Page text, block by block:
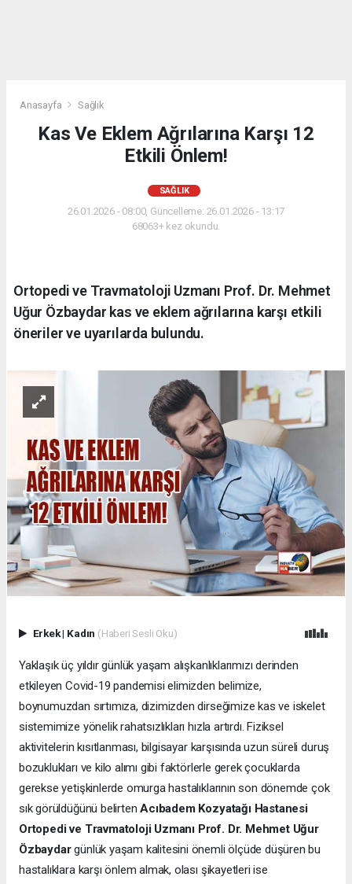
Anasayfa Sağlık
Kas Ve Eklem Ağrılarına Karşı 12
Etkili Önlem!
SAĞLIK
26.01.2026 - 08:00, Güncelleme: 26.01.2026 - 13:17
68063+ kez okundu.
Ortopedi ve Travmatoloji Uzmanı Prof. Dr. Mehmet
Uğur Özbaydar kas ve eklem ağrılarına karşı etkili
öneriler ve uyarılarda bulundu.
Erkek| Kadın (Haberi Sesli Oku)
Yaklaşık üç yıldır günlük yaşam alışkanlıklarımızı derinden
etkileyen Covid-19 pandemisi elimizden belimize,
boynumuzdan sırtımıza, dizimizden dirseğimize kas ve iskelet
sistemimize yönelik rahatsızlıkları hızla artırdı. Fiziksel
aktivitelerin kısıtlanması, bilgisayar karşısında uzun süreli duruş
bozuklukları ve kilo alımı gibi faktörlerle gerek çocuklarda
gerekse yetişkinlerde omurga hastalıklarının son dönemde çok
sık görüldüğünü belirtenAcıbadem Kozyatağı Hastanesi
Ortopedi ve Travmatoloji Uzmanı Prof. Dr. Mehmet Uğur
Özbaydargünlük yaşam kalitesini önemli ölçüde düşüren bu
hastalıklara karşı önlem almak, olası şikayetleri ise